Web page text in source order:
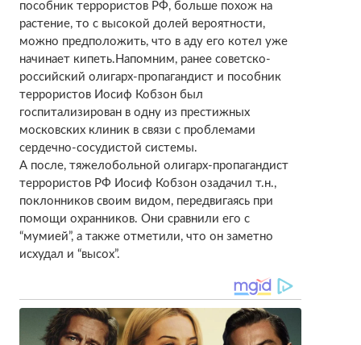
пособник террористов РФ, больше похож на
растение, то с высокой долей вероятности,
можно предположить, что в аду его котел уже
начинает кипеть.Напомним, ранее советско-
российский олигарх-пропагандист и пособник
террористов Иосиф Кобзон был
госпитализирован в одну из престижных
московских клиник в связи с проблемами
сердечно-сосудистой системы.
А после, тяжелобольной олигарх-пропагандист
террористов РФ Иосиф Кобзон озадачил т.н.,
поклонников своим видом, передвигаясь при
помощи охранников. Они сравнили его с
“мумией”, а также отметили, что он заметно
исхудал и “высох”.